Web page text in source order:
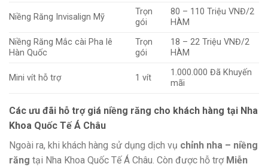
Niềng Răng Invisalign Mỹ
Trọn
gói
80 – 110 Triệu VNĐ/2
HÀM
Niềng Răng Mắc cài Pha lê
Hàn Quốc
Trọn
gói
18 – 22 Triệu VNĐ/2
HÀM
Mini vít hỗ trợ 1 vít
1.000.000 Đã Khuyến
mãi
Các ưu đãi hỗ trợ giá niềng răng cho khách hàng tại Nha
Khoa Quốc Tế Á Châu
Ngoài ra, khi khách hàng sử dụng dịch vụ chỉnh nha – niềng
răng tại Nha Khoa Quốc Tế Á Châu. Còn được hỗ trợ Miễn